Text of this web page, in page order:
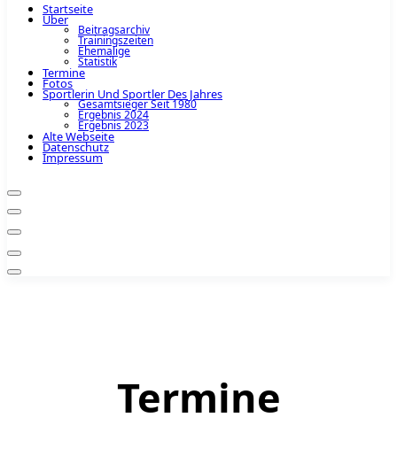
Startseite
Über
Beitragsarchiv
Trainingszeiten
Ehemalige
Statistik
Termine
Fotos
Sportlerin Und Sportler Des Jahres
Gesamtsieger Seit 1980
Ergebnis 2024
Ergebnis 2023
Alte Webseite
Datenschutz
Impressum
Termine